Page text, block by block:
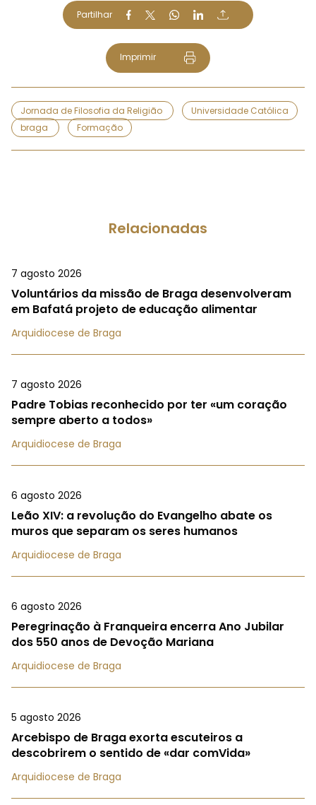
Partilhar
Imprimir
Jornada de Filosofia da Religião
Universidade Católica
braga
Formação
Relacionadas
7 agosto 2026
Voluntários da missão de Braga desenvolveram
em Bafatá projeto de educação alimentar
Arquidiocese de Braga
7 agosto 2026
Padre Tobias reconhecido por ter «um coração
sempre aberto a todos»
Arquidiocese de Braga
6 agosto 2026
Leão XIV: a revolução do Evangelho abate os
muros que separam os seres humanos
Arquidiocese de Braga
6 agosto 2026
Peregrinação à Franqueira encerra Ano Jubilar
dos 550 anos de Devoção Mariana
Arquidiocese de Braga
5 agosto 2026
Arcebispo de Braga exorta escuteiros a
descobrirem o sentido de «dar comVida»
Arquidiocese de Braga